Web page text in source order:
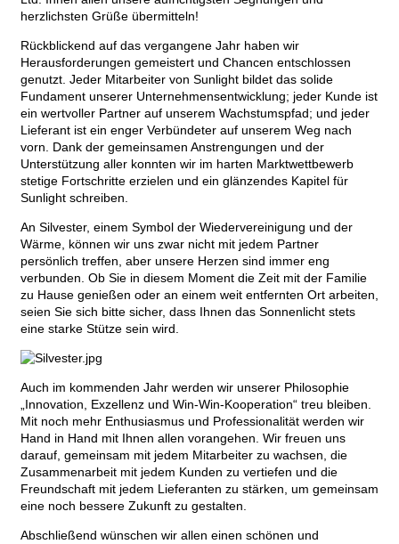
herzlichsten Grüße übermitteln!
Rückblickend auf das vergangene Jahr haben wir
Herausforderungen gemeistert und Chancen entschlossen
genutzt. Jeder Mitarbeiter von Sunlight bildet das solide
Fundament unserer Unternehmensentwicklung; jeder Kunde ist
ein wertvoller Partner auf unserem Wachstumspfad; und jeder
Lieferant ist ein enger Verbündeter auf unserem Weg nach
vorn. Dank der gemeinsamen Anstrengungen und der
Unterstützung aller konnten wir im harten Marktwettbewerb
stetige Fortschritte erzielen und ein glänzendes Kapitel für
Sunlight schreiben.
An Silvester, einem Symbol der Wiedervereinigung und der
Wärme, können wir uns zwar nicht mit jedem Partner
persönlich treffen, aber unsere Herzen sind immer eng
verbunden. Ob Sie in diesem Moment die Zeit mit der Familie
zu Hause genießen oder an einem weit entfernten Ort arbeiten,
seien Sie sich bitte sicher, dass Ihnen das Sonnenlicht stets
eine starke Stütze sein wird.
Auch im kommenden Jahr werden wir unserer Philosophie
„Innovation, Exzellenz und Win-Win-Kooperation“ treu bleiben.
Mit noch mehr Enthusiasmus und Professionalität werden wir
Hand in Hand mit Ihnen allen vorangehen. Wir freuen uns
darauf, gemeinsam mit jedem Mitarbeiter zu wachsen, die
Zusammenarbeit mit jedem Kunden zu vertiefen und die
Freundschaft mit jedem Lieferanten zu stärken, um gemeinsam
eine noch bessere Zukunft zu gestalten.
Abschließend wünschen wir allen einen schönen und